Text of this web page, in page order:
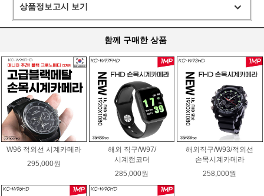
상품정보고시 보기
함께 구매한 상품
W96 적외선 시계카메라
295,000원
해외 직구/W97/
시계캠코더
285,000원
해외직구/W93/적외선
손목시계카메라
258,000원